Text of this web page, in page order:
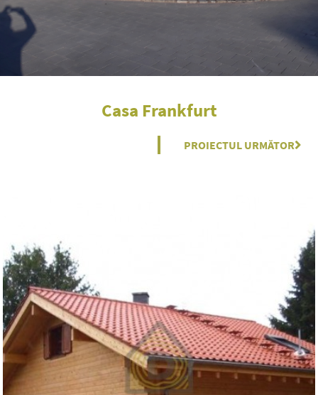
Casa Frankfurt
PROIECTUL URMĂTOR